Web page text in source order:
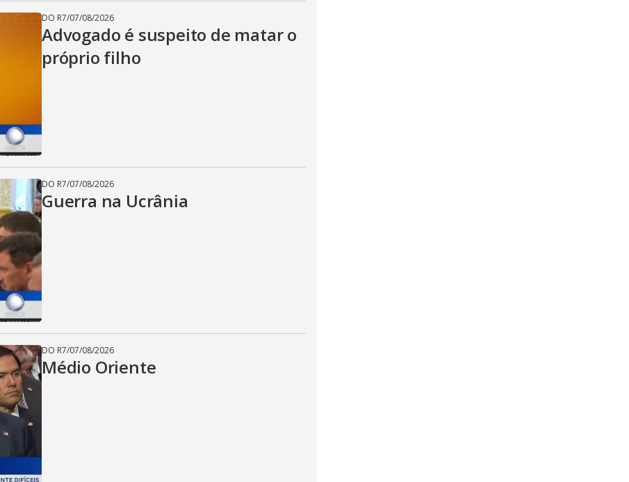
DO R7/07/08/2026
Advogado é suspeito de matar o
próprio filho
DO R7/07/08/2026
Guerra na Ucrânia
DO R7/07/08/2026
Médio Oriente